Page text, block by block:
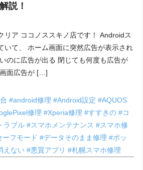
説！
リア ココノススキノ店です！ Androidス
いて、 ホーム画面に突然広告が表示され
のに広告が出る 閉じても何度も広告が
面広告が […]
合#android修理#Android設定#AQUOS
修理#Xperia修理#すすきの#コ
ラブル#スマホメンテナンス#スマホ修
ーフモード#データそのまま修理#ポッ
えない#悪質アプリ#札幌スマホ修理